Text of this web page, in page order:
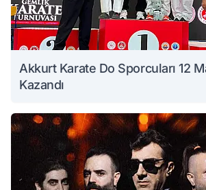
Akkurt Karate Do Sporcuları 12
Kazandı